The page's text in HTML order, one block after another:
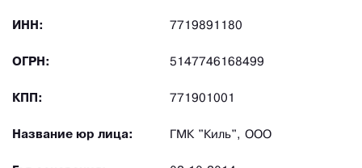
ИНН: 7719891180
ОГРН: 5147746168499
КПП: 771901001
Название юр лица: ГМК "Киль", ООО